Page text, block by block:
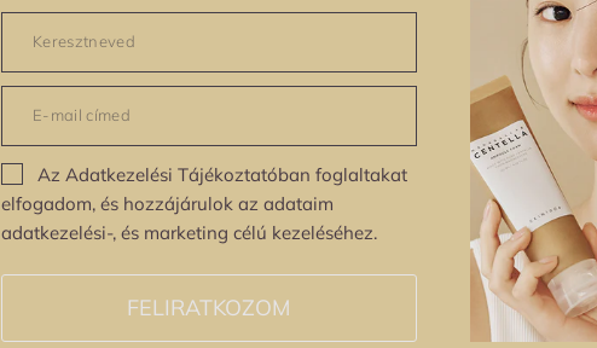
Az Adatkezelési Tájékoztatóban foglaltakat
elfogadom, és hozzájárulok az adataim
adatkezelési-, és marketing célú kezeléséhez.
FELIRATKOZOM